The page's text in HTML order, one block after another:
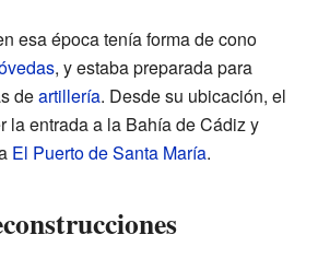
esa época tenía forma de cono
, y estaba preparada para
deartillería. Desde su ubicación, el
la entrada a la Bahía de Cádiz y
El Puerto de Santa María.